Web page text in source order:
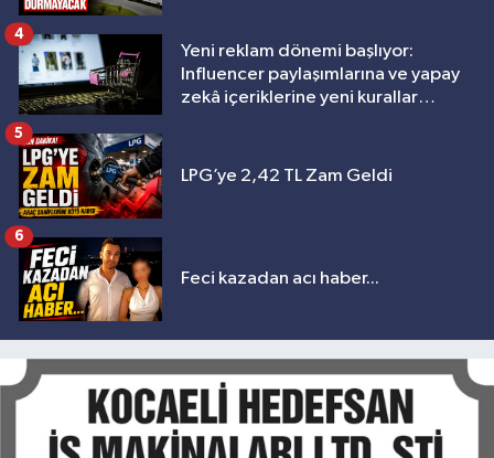
Yeni reklam dönemi başlıyor:
Influencer paylaşımlarına ve yapay
zekâ içeriklerine yeni kurallar
4
LPG’ye 2,42 TL Zam Geldi
5
Feci kazadan acı haber...
6